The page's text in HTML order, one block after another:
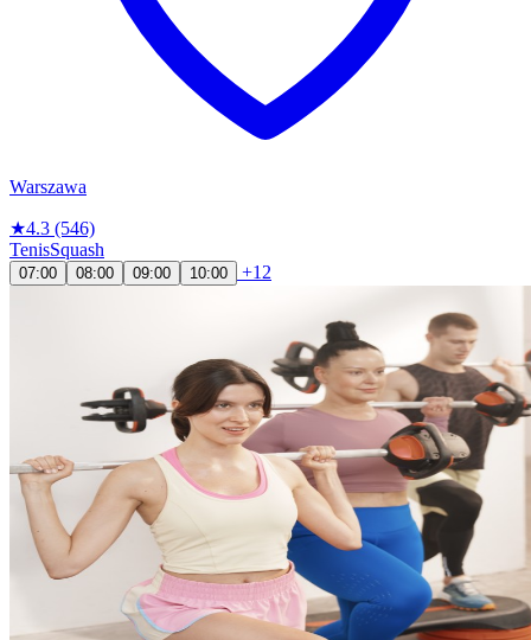
Warszawa
★4.3 (546)
TenisSquash
07:00 08:00 09:00 10:00 +12